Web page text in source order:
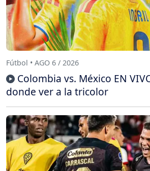
Fútbol • AGO 6 / 2026
Colombia vs. México EN
donde ver a la tricolor